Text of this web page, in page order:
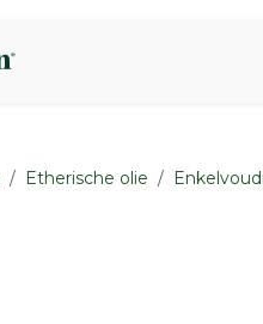
Etherische olie